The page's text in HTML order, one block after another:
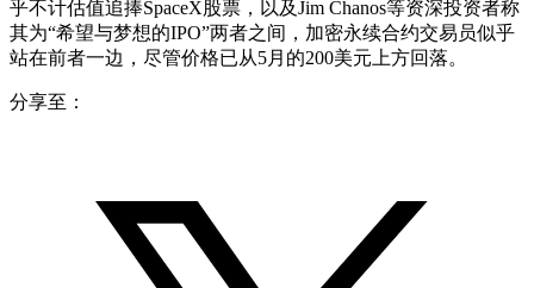
乎不计估值追捧SpaceX股票，以及Jim Chanos等资深投资者称
其为“希望与梦想的IPO”两者之间，加密永续合约交易员似乎
站在前者一边，尽管价格已从5月的200美元上方回落。
分享至：